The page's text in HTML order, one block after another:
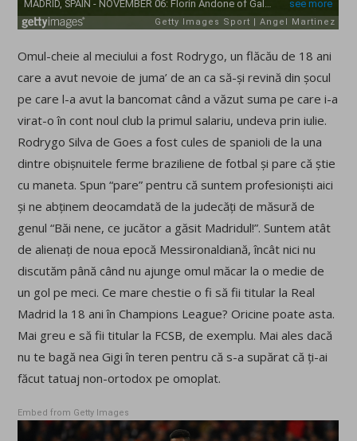
Omul-cheie al meciului a fost Rodrygo, un flăcău de 18 ani
care a avut nevoie de juma’ de an ca să-și revină din șocul
pe care l-a avut la bancomat când a văzut suma pe care i-a
virat-o în cont noul club la primul salariu, undeva prin iulie.
Rodrygo Silva de Goes a fost cules de spanioli de la una
dintre obișnuitele ferme braziliene de fotbal și pare că știe
cu maneta. Spun “pare” pentru că suntem profesioniști aici
și ne abținem deocamdată de la judecăți de măsură de
genul “Băi nene, ce jucător a găsit Madridul!”. Suntem atât
de alienați de noua epocă Messironaldiană, încât nici nu
discutăm până când nu ajunge omul măcar la o medie de
un gol pe meci. Ce mare chestie o fi să fii titular la Real
Madrid la 18 ani în Champions League? Oricine poate asta.
Mai greu e să fii titular la FCSB, de exemplu. Mai ales dacă
nu te bagă nea Gigi în teren pentru că s-a supărat că ți-ai
făcut tatuaj non-ortodox pe omoplat.
Embed from Getty Images